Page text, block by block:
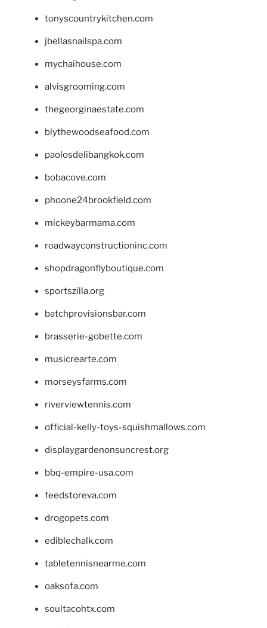
tonyscountrykitchen.com
jbellasnailspa.com
mychaihouse.com
alvisgrooming.com
thegeorginaestate.com
blythewoodseafood.com
paolosdelibangkok.com
bobacove.com
phoone24brookfield.com
mickeybarmama.com
roadwayconstructioninc.com
shopdragonflyboutique.com
sportszilla.org
batchprovisionsbar.com
brasserie-gobette.com
musicrearte.com
morseysfarms.com
riverviewtennis.com
official-kelly-toys-squishmallows.com
displaygardenonsuncrest.org
bbq-empire-usa.com
feedstoreva.com
drogopets.com
ediblechalk.com
tabletennisnearme.com
oaksofa.com
soultacohtx.com